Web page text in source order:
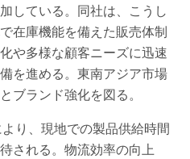
している。同社は、こうし
在庫機能を備えた販売体制
や多様な顧客ニーズに迅速
を進める。東南アジア市場
ブランド強化を図る。
り、現地での製品供給時間
される。物流効率の向上